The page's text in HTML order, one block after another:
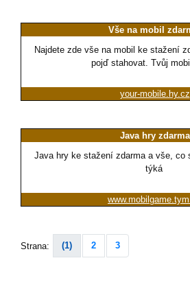
Vše na mobil
Najdete zde vše na mobil ke stažení
pojď stahovat. Tvůj
your-mobile.hy.cz
Java hry zdarma
Java hry ke stažení zdarma a vše, co
týká
Strana: (1) 2 3